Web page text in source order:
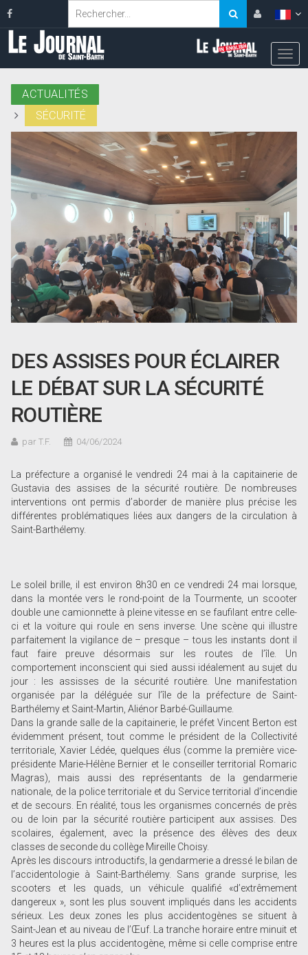
ACTUALITÉS
SÉCURITÉ
DES ASSISES POUR ÉCLAIRER
LE DÉBAT SUR LA SÉCURITÉ
ROUTIÈRE
par T.F. 04/06/2024
La préfecture a organisé le vendredi 24 mai à la capitainerie de
Gustavia des assises de la sécurité routière. De nombreuses
interventions ont permis d’aborder de manière plus précise les
différentes problématiques liées aux dangers de la circulation à
Saint-Barthélemy.
Le soleil brille, il est environ 8h30 en ce vendredi 24 mai lorsque,
dans la montée vers le rond-point de la Tourmente, un scooter
double une camionnette à pleine vitesse en se faufilant entre celle-
ci et la voiture qui roule en sens inverse. Une scène qui illustre
parfaitement la vigilance de – presque – tous les instants dont il
faut faire preuve désormais sur les routes de l’île. Un
comportement inconscient qui sied aussi idéalement au sujet du
jour : les assisses de la sécurité routière. Une manifestation
organisée par la déléguée sur l’île de la préfecture de Saint-
Barthélemy et Saint-Martin, Aliénor Barbé-Guillaume.
Dans la grande salle de la capitainerie, le préfet Vincent Berton est
évidemment présent, tout comme le président de la Collectivité
territoriale, Xavier Lédée, quelques élus (comme la première vice-
présidente Marie-Hélène Bernier et le conseiller territorial Romaric
Magras), mais aussi des représentants de la gendarmerie
nationale, de la police territoriale et du Service territorial d’incendie
et de secours. En réalité, tous les organismes concernés de près
ou de loin par la sécurité routière participent aux assises. Des
scolaires, également, avec la présence des élèves des deux
classes de seconde du collège Mireille Choisy.
Après les discours introductifs, la gendarmerie a dressé le bilan de
l’accidentologie à Saint-Barthélemy. Sans grande surprise, les
scooters et les quads, un véhicule qualifié «d’extrêmement
dangereux », sont les plus souvent impliqués dans les accidents
sérieux. Les deux zones les plus accidentogènes se situent à
Saint-Jean et au niveau de l’Œuf. La tranche horaire entre minuit et
3 heures est la plus accidentogène, même si celle comprise entre